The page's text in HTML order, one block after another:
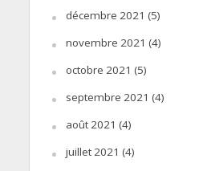
décembre 2021 (5)
novembre 2021 (4)
octobre 2021 (5)
septembre 2021 (4)
août 2021 (4)
juillet 2021 (4)